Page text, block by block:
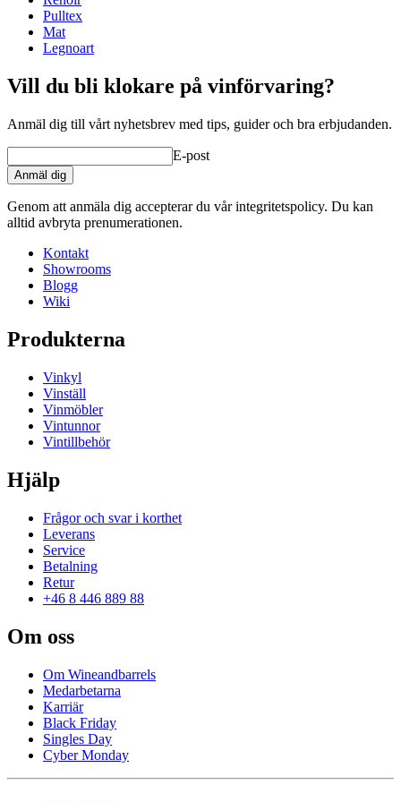
Pulltex
Mat
Legnoart
Vill du bli klokare på vinförvaring?
Anmäl dig till vårt nyhetsbrev med tips, guider och bra erbjudanden.
E-post
Anmäl dig
Genom att anmäla dig accepterar du vår integritetspolicy. Du kan
alltid avbryta prenumerationen.
Kontakt
Showrooms
Blogg
Wiki
Produkterna
Vinkyl
Vinställ
Vinmöbler
Vintunnor
Vintillbehör
Hjälp
Frågor och svar i korthet
Leverans
Service
Betalning
Retur
+46 8 446 889 88
Om oss
Om Wineandbarrels
Medarbetarna
Karriär
Black Friday
Singles Day
Cyber Monday